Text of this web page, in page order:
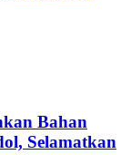
Bahan
Selamatkan